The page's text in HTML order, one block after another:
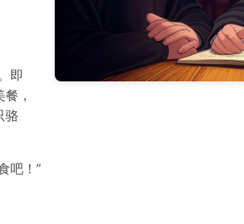
即
，
骆
吧！”